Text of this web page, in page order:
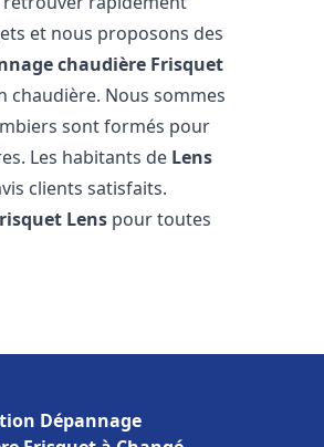
et nous proposons des
chaudière Frisquet
chaudière. Nous sommes
sont formés pour
Les habitants de Lens
clients satisfaits.
Lens pour toutes
Dépannage